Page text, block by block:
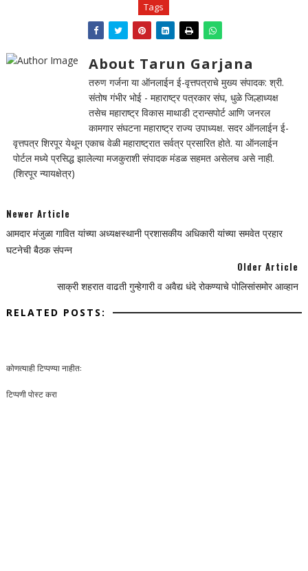
Tags
About Tarun Garjana
तरुण गर्जना या ऑनलाईन ई-वृत्तपत्राचे मुख्य संपादक: श्री.
संतोष गंभीर भोई - महाराष्ट्र पत्रकार संघ, धुळे जिल्हाध्यक्ष
तसेच महाराष्ट्र विकास माथाडी ट्रान्सपोर्ट आणि जनरल
कामगार संघटना महाराष्ट्र राज्य उपाध्यक्ष. सदर ऑनलाईन ई-
वृत्तपत्र शिरपूर येथून एकाच वेळी महाराष्ट्रात सर्वत्र प्रसारित होते. या ऑनलाईन
पोर्टल मध्ये प्रसिद्ध झालेल्या मजकुराशी संपादक मंडळ सहमत असेलच असे नाही.
(शिरपूर न्यायक्षेत्र)
Newer Article
आमदार मंजुळा गावित यांच्या अध्यक्षस्थानी प्रशासकीय अधिकारी यांच्या समवेत प्रहार
घटनेची बैठक संपन्न
Older Article
साक्री शहरात वाढती गुन्हेगारी व अवैद्य धंदे रोकण्याचे पोलिसांसमोर आव्हान
RELATED POSTS:
कोणत्याही टिप्पण्‍या नाहीत:
टिप्पणी पोस्ट करा